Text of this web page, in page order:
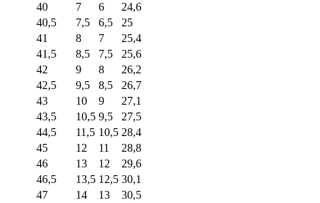
40
7 6
24,6
40,5
7,5 6,5
25
41
8 7
25,4
41,5
8,5 7,5
25,6
42
9 8
26,2
42,5
9,5 8,5
26,7
43
10 9
27,1
43,5
10,5 9,5
27,5
44,5
11,5 10,5 28,4
45
12 11
28,8
46
13 12
29,6
46,5
13,5 12,5 30,1
47
14 13
30,5